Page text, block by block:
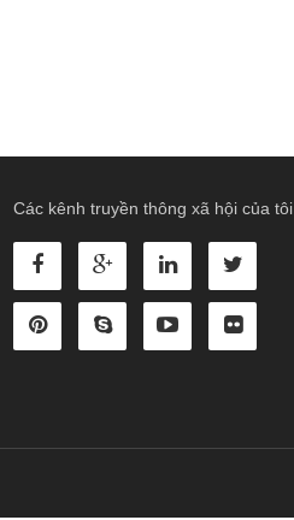
Các kênh truyền thông xã hội của tôi